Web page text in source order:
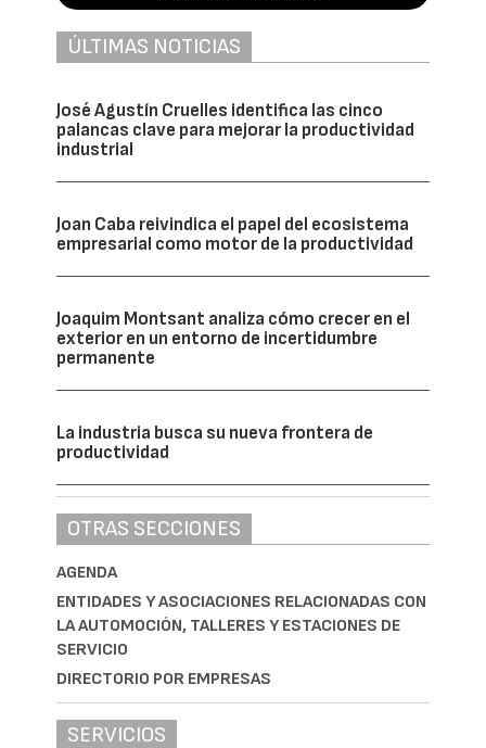
ÚLTIMAS NOTICIAS
José Agustín Cruelles identifica las cinco
palancas clave para mejorar la productividad
industrial
Joan Caba reivindica el papel del ecosistema
empresarial como motor de la productividad
Joaquim Montsant analiza cómo crecer en el
exterior en un entorno de incertidumbre
permanente
La industria busca su nueva frontera de
productividad
OTRAS SECCIONES
AGENDA
ENTIDADES Y ASOCIACIONES RELACIONADAS CON
LA AUTOMOCIÓN, TALLERES Y ESTACIONES DE
SERVICIO
DIRECTORIO POR EMPRESAS
SERVICIOS